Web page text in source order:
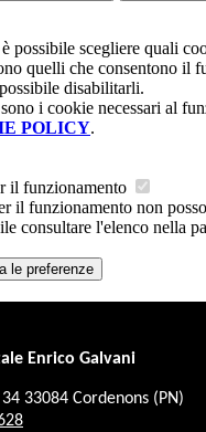
possibile scegliere quali
quelli che consentono il
disabilitarli.
i cookie necessari al
POLICY.
il funzionamento
il funzionamento non
consultare l'elenco nella
le preferenze
Enrico Galvani
33084 Cordenons (PN)